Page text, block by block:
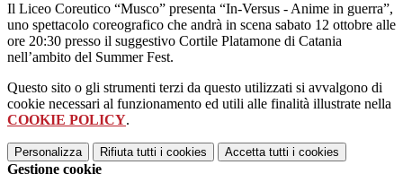
Il Liceo Coreutico “Musco” presenta “In-Versus - Anime in guerra”,
uno spettacolo coreografico che andrà in scena sabato 12 ottobre alle
ore 20:30 presso il suggestivo Cortile Platamone di Catania
nell’ambito del Summer Fest.
Questo sito o gli strumenti terzi da questo utilizzati si avvalgono di
cookie necessari al funzionamento ed utili alle finalità illustrate nella
COOKIE POLICY.
Personalizza Rifiuta tutti i cookies Accetta tutti i cookies
Gestione cookie